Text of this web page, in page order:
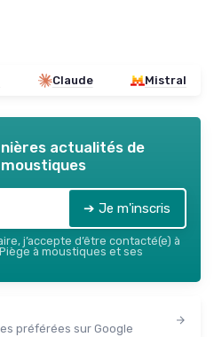
Claude Mistral
actualités de
moustiques
➔ Je m'inscris
j’accepte d’être contacté(e) à
à moustiques et ses
préférées sur Google